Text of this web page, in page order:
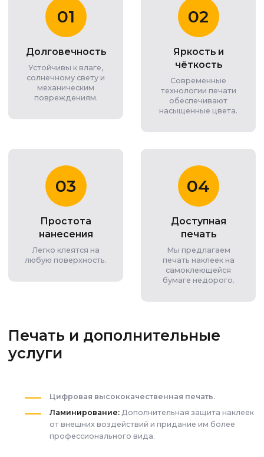
01
Долговечность
Устойчивы к влаге,
солнечному свету и
механическим
повреждениям.
02
Яркость и
чёткость
Современные
технологии печати
обеспечивают
насыщенные цвета.
03
Простота
нанесения
Легко клеятся на
любую поверхность.
04
Доступная
печать
Мы предлагаем
печать наклеек на
самоклеющейся
бумаге недорого.
Печать и дополнительные
услуги
Цифровая высококачественная печать.
Ламинирование: Дополнительная защита наклеек
от внешних воздействий и придание им более
профессионального вида.